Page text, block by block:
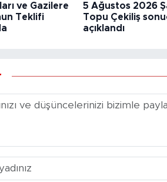
ve Gazilere
Teklifi
5 Ağustos 2026
Topu Çekiliş
açıklandı